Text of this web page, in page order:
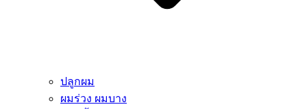
ปลูกผม
ผมร่วง ผมบาง